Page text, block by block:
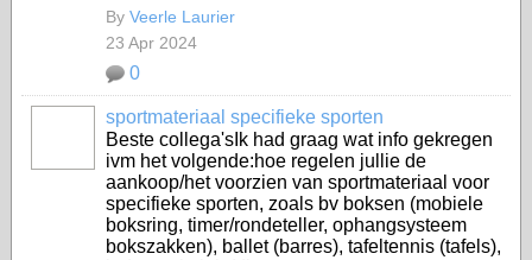
By Veerle Laurier
23 Apr 2024
0
sportmateriaal specifieke sporten
Beste collega'sIk had graag wat info gekregen
ivm het volgende:hoe regelen jullie de
aankoop/het voorzien van sportmateriaal voor
specifieke sporten, zoals bv boksen (mobiele
boksring, timer/rondeteller, ophangsysteem
bokszakken), ballet (barres), tafeltennis (tafels),